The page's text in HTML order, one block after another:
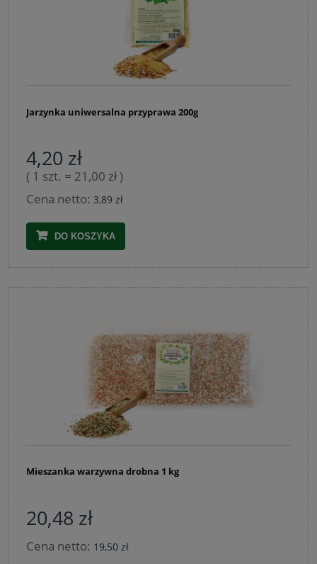
Jarzynka uniwersalna przyprawa 200g
4,20 zł
( 1 szt. = 21,00 zł )
Cena netto: 3,89 zł
DO KOSZYKA
Mieszanka warzywna drobna 1 kg
20,48 zł
Cena netto: 19,50 zł